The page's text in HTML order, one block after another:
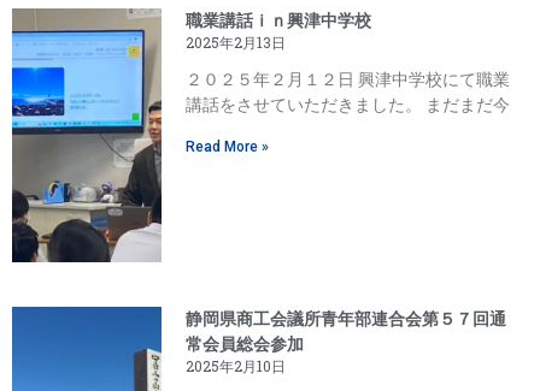
職業講話ｉｎ興津中学校
2025年2月13日
２０２５年２月１２日 興津中学校にて職業
講話をさせていただきました。 まだまだ今
Read More »
静岡県商工会議所青年部連合会第５７回通
常会員総会参加
2025年2月10日